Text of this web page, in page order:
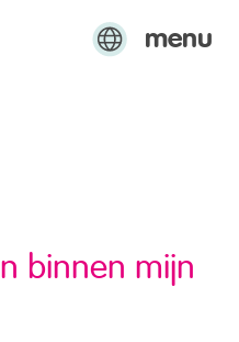
menu
binnen mijn